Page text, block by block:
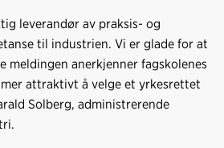
leverandør av praksis- og
til industrien. Vi er glade for at
meldingen anerkjenner fagskolenes
attraktivt å velge et yrkesrettet
Solberg, administrerende